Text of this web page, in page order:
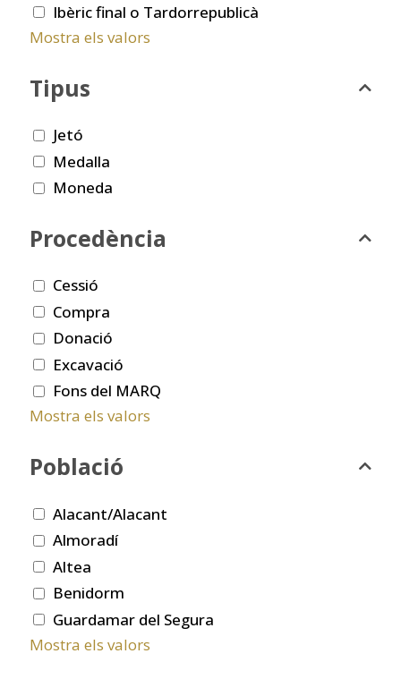
Ibèric final o Tardorrepublicà
Mostra els valors
Tipus
Jetó
Medalla
Moneda
Procedència
Cessió
Compra
Donació
Excavació
Fons del MARQ
Mostra els valors
Població
Alacant/Alacant
Almoradí
Altea
Benidorm
Guardamar del Segura
Mostra els valors